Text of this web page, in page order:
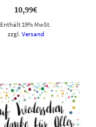
10,99€
Enthält 19% MwSt.
zzgl. Versand